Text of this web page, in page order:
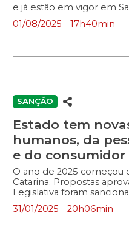
e já estão em vigor em
01/08/2025 - 17h40min
SANÇÃO
Estado tem
humanos, da
e do consumidor
O ano de 2025 começou
Catarina. Propostas
Legislativa foram
estão valendo, entre
direitos da pessoa com
31/01/2025 - 20h06min